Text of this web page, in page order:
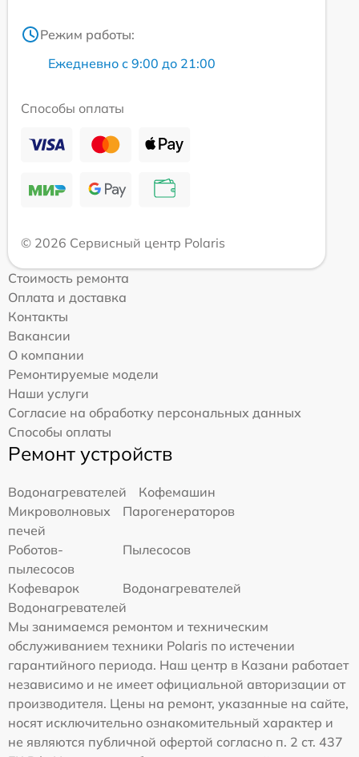
Режим работы:
Ежедневно с 9:00 до 21:00
Способы оплаты
© 2026 Сервисный центр Polaris
Стоимость ремонта
Оплата и доставка
Контакты
Вакансии
О компании
Ремонтируемые модели
Наши услуги
Согласие на обработку персональных данных
Способы оплаты
Ремонт устройств
Водонагревателей
Кофемашин
Микроволновых
печей
Парогенераторов
Роботов-
пылесосов
Пылесосов
Кофеварок
Водонагревателей
Водонагревателей
Мы занимаемся ремонтом и техническим
обслуживанием техники Polaris по истечении
гарантийного периода. Наш центр в Казани работает
независимо и не имеет официальной авторизации от
производителя. Цены на ремонт, указанные на сайте,
носят исключительно ознакомительный характер и
не являются публичной офертой согласно п. 2 ст. 437